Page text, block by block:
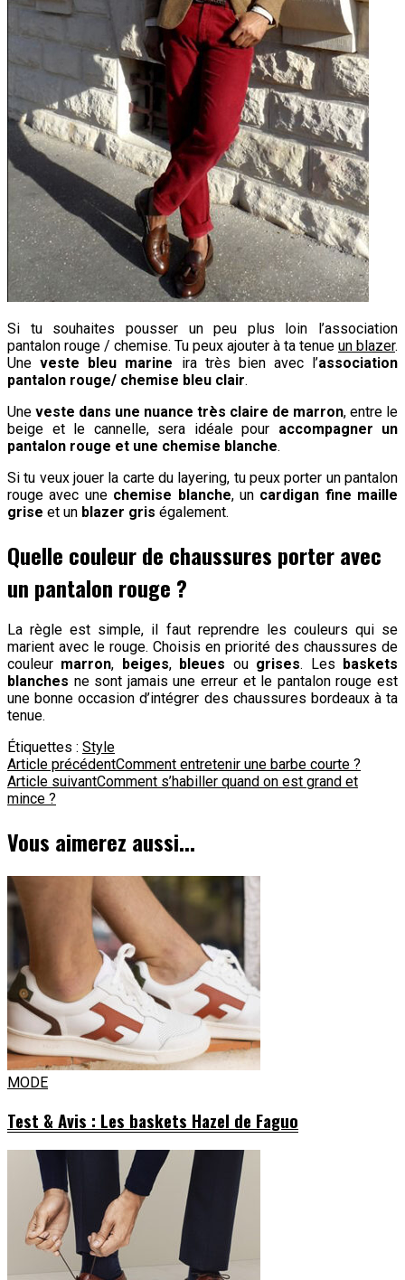
Si tu souhaites pousser un peu plus loin l’association
pantalon rouge / chemise. Tu peux ajouter à ta tenue un blazer.
Uneveste bleu marine ira très bien avec l’association
pantalon rouge/ chemise bleu clair.
Une veste dans une nuance très claire de marron, entre le
beige et le cannelle, sera idéale pour accompagner un
pantalon rouge et une chemise blanche.
Si tu veux jouer la carte du layering, tu peux porter un pantalon
rouge avec une chemise blanche, un cardigan fine maille
grise et un blazer gris également.
Quelle couleur de chaussures porter avec
un pantalon rouge ?
La règle est simple, il faut reprendre les couleurs qui se
marient avec le rouge. Choisis en priorité des chaussures de
couleur marron, beiges, bleues ou grises. Les
baskets
blanches ne sont jamais une erreur et le pantalon rouge est
une bonne occasion d’intégrer des chaussures bordeaux à ta
tenue.
Étiquettes : Style
Navigation
d'article
Article précédentComment entretenir une barbe courte ?
Article suivantComment s’habiller quand on est grand et
mince ?
Vous aimerez aussi...
MODE
Test & Avis : Les baskets Hazel de Faguo